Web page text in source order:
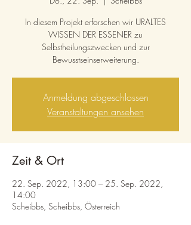
In diesem Projekt erforschen wir URALTES
WISSEN DER ESSENER zu
Selbstheilungszwecken und zur
Bewusstseinserweiterung.
Anmeldung abgeschlossen
Veranstaltungen ansehen
Zeit & Ort
22. Sep. 2022, 13:00 – 25. Sep. 2022,
14:00
Scheibbs, Scheibbs, Österreich